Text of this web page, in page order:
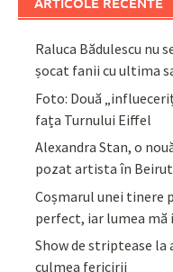
Raluca Bădulescu nu
șocat fanii cu ultima
Foto: Două
fața Turnului Eiffel
Alexandra Stan, o
pozat artista în Beirut
Coșmarul unei tinere
perfect, iar lumea mă
Show de striptease
culmea fericirii